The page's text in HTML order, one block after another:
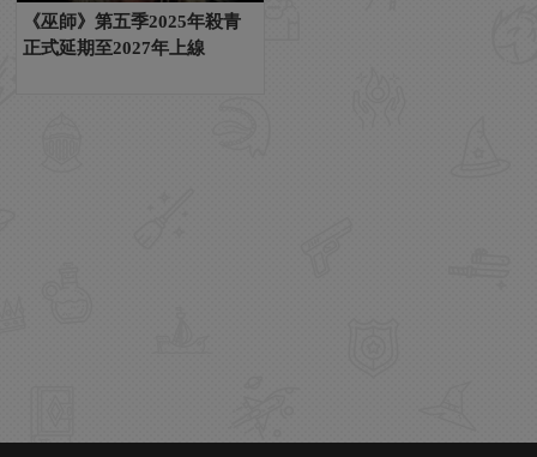
《巫師》第五季2025年殺青
正式延期至2027年上線